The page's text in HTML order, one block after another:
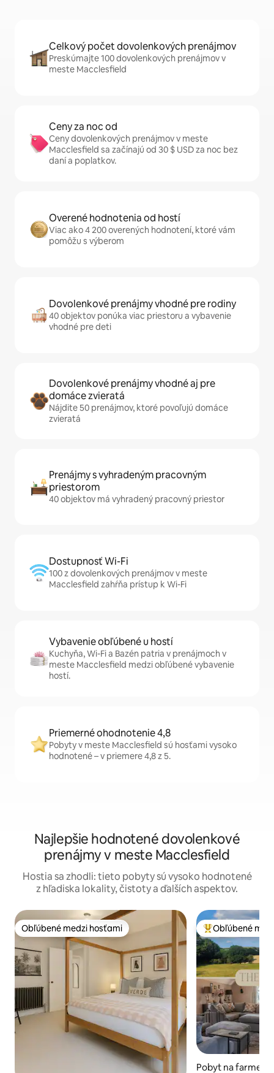
Celkový počet dovolenkových prenájmov
Preskúmajte 100 dovolenkových prenájmov v
meste Macclesfield
Ceny za noc od
Ceny dovolenkových prenájmov v meste
Macclesfield sa začínajú od 30 $ USD za noc bez
daní a poplatkov.
Overené hodnotenia od hostí
Viac ako 4 200 overených hodnotení, ktoré vám
pomôžu s výberom
Dovolenkové prenájmy vhodné pre rodiny
40 objektov ponúka viac priestoru a vybavenie
vhodné pre deti
Dovolenkové prenájmy vhodné aj pre
domáce zvieratá
Nájdite 50 prenájmov, ktoré povoľujú domáce
zvieratá
Prenájmy s vyhradeným pracovným
priestorom
40 objektov má vyhradený pracovný priestor
Dostupnosť Wi-Fi
100 z dovolenkových prenájmov v meste
Macclesfield zahŕňa prístup k Wi-Fi
Vybavenie obľúbené u hostí
Kuchyňa, Wi-Fi a Bazén patria v prenájmoch v
meste Macclesfield medzi obľúbené vybavenie
hostí.
Priemerné ohodnotenie 4,8
Pobyty v meste Macclesfield sú hosťami vysoko
hodnotené – v priemere 4,8 z 5.
Najlepšie hodnotené dovolenkové
prenájmy v meste Macclesfield
Hostia sa zhodli: tieto pobyty sú vysoko hodnotené
z hľadiska lokality, čistoty a ďalších aspektov.
Obľúbené medzi hosťami
Obľúbené medzi hosťami Najobľúbenejšie
Obľúbené
Pobyt na farme v